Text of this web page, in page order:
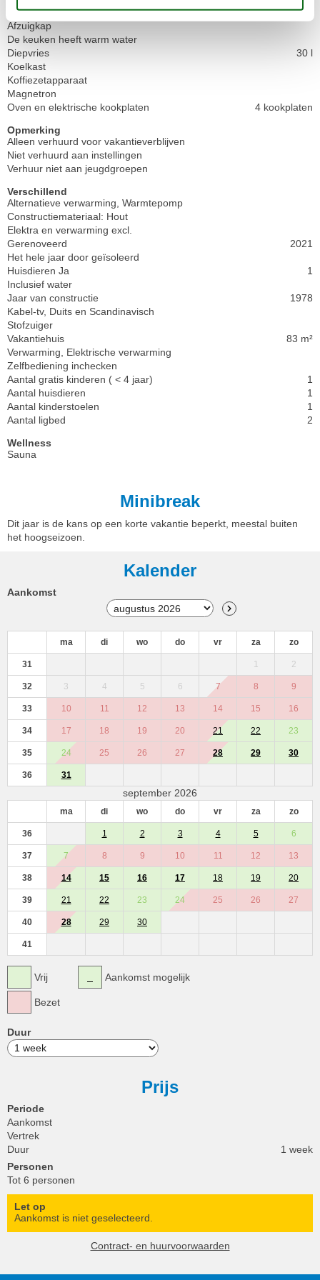
Afwasmachine
Afzuigkap
De keuken heeft warm water
Diepvries
30 l
Koelkast
Koffiezetapparaat
Magnetron
Oven en elektrische kookplaten
4 kookplaten
Opmerking
Alleen verhuurd voor vakantieverblijven
Niet verhuurd aan instellingen
Verhuur niet aan jeugdgroepen
Verschillend
Alternatieve verwarming, Warmtepomp
Constructiemateriaal: Hout
Elektra en verwarming excl.
Gerenoveerd
2021
Het hele jaar door geïsoleerd
Huisdieren Ja
1
Inclusief water
Jaar van constructie
1978
Kabel-tv, Duits en Scandinavisch
Stofzuiger
Vakantiehuis
83 m²
Verwarming, Elektrische verwarming
Zelfbediening inchecken
Aantal gratis kinderen ( < 4 jaar)
1
Aantal huisdieren
1
Aantal kinderstoelen
1
Aantal ligbed
2
Wellness
Sauna
Minibreak
Dit jaar is de kans op een korte vakantie beperkt, meestal buiten
het hoogseizoen.
Kalender
Aankomst
ma di wo do vr za zo
31 1 2
32 3 4 5 6 7 8 9
33 10 11 12 13 14 15 16
34 17 18 19 20 21 22 23
35 24 25 26 27 28 29 30
36 31
september 2026
ma di wo do vr za zo
36 1 2 3 4 5 6
37 7 8 9 10 11 12 13
38 14 15 16 17 18 19 20
39 21 22 23 24 25 26 27
40 28 29 30
41
Vrij
Bezet
Aankomst mogelijk
Duur
Prijs
Periode
Aankomst
Vertrek
Duur
1 week
Personen
Tot 6 personen
Let op
Aankomst is niet geselecteerd.
Contract- en huurvoorwaarden